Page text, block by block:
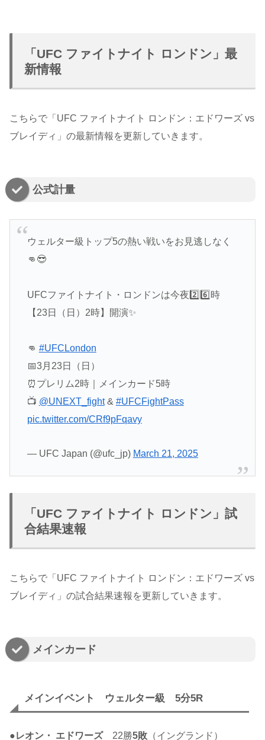
「UFC ファイトナイト ロンドン」最
新情報
こちらで「UFC ファイトナイト ロンドン：エドワーズ vs
ブレイディ」の最新情報を更新していきます。
公式計量
ウェルター級トップ5の熱い戦いをお見逃しなく
👊😎
UFCファイトナイト・ロンドンは今夜2️⃣6️⃣時
【23日（日）2時】開演✨️
👊 #UFCLondon
📅3月23日（日）
⏰️プレリム2時｜メインカード5時
📺 @UNEXT_fight& #UFCFightPass
pic.twitter.com/CRf9pFqavy
— UFC Japan (@ufc_jp) March 21, 2025
「UFC ファイトナイト ロンドン」試
合結果速報
こちらで「UFC ファイトナイト ロンドン：エドワーズ vs
ブレイディ」の試合結果速報を更新していきます。
メインカード
メインイベント ウェルター級 5分5R
●レオン・ エドワーズ22勝5敗 （イングランド）